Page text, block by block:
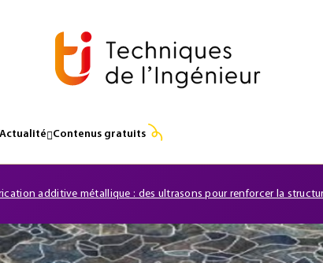
Contenus gratuits
additive métallique : des ultrasons pour renforcer la